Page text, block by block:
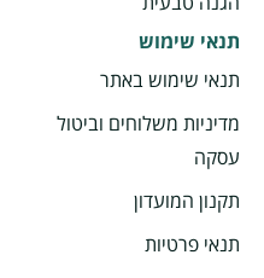
תנאי שימוש
תנאי שימוש באתר
מדיניות משלוחים וביטול
עסקה
תקנון המועדון
תנאי פרטיות